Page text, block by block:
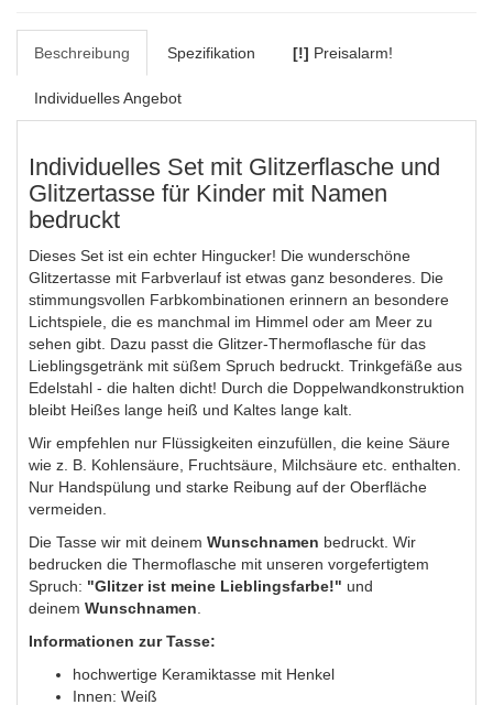
Beschreibung Spezifikation [!] Preisalarm!
Individuelles Angebot
Individuelles Set mit Glitzerflasche und
Glitzertasse für Kinder mit Namen
bedruckt
Dieses Set ist ein echter Hingucker! Die wunderschöne
Glitzertasse mit Farbverlauf ist etwas ganz besonderes. Die
stimmungsvollen Farbkombinationen erinnern an besondere
Lichtspiele, die es manchmal im Himmel oder am Meer zu
sehen gibt. Dazu passt die Glitzer-Thermoflasche für das
Lieblingsgetränk mit süßem Spruch bedruckt. Trinkgefäße aus
Edelstahl - die halten dicht! Durch die Doppelwandkonstruktion
bleibt Heißes lange heiß und Kaltes lange kalt.
Wir empfehlen nur Flüssigkeiten einzufüllen, die keine Säure
wie z. B. Kohlensäure, Fruchtsäure, Milchsäure etc. enthalten.
Nur Handspülung und starke Reibung auf der Oberfläche
vermeiden.
Die Tasse wir mit deinem Wunschnamen bedruckt. Wir
bedrucken die Thermoflasche mit unseren vorgefertigtem
Spruch: "Glitzer ist meine Lieblingsfarbe!" und
deinem Wunschnamen
Informationen zur Tasse:
hochwertige Keramiktasse mit Henkel
Innen: Weiß